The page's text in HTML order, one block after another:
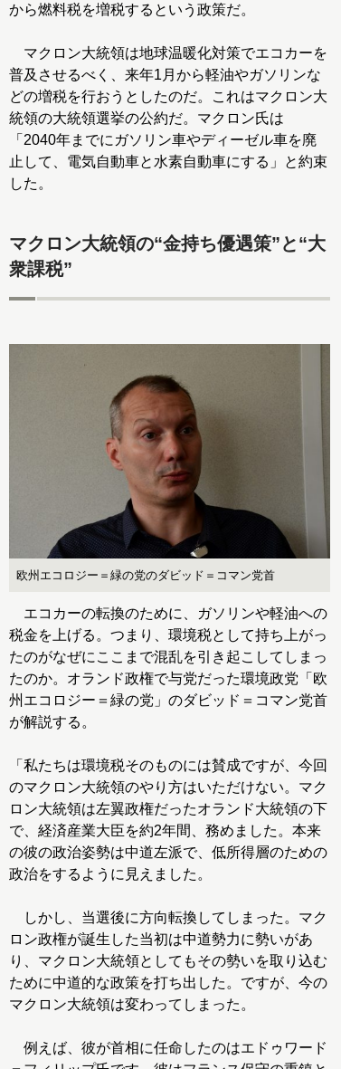
から燃料税を増税するという政策だ。
マクロン大統領は地球温暖化対策でエコカーを
普及させるべく、来年1月から軽油やガソリンな
どの増税を行おうとしたのだ。これはマクロン大
統領の大統領選挙の公約だ。マクロン氏は
「2040年までにガソリン車やディーゼル車を廃
止して、電気自動車と水素自動車にする」と約束
した。
マクロン大統領の“金持ち優遇策”と“大
衆課税”
欧州エコロジー＝緑の党のダビッド＝コマン党首
エコカーの転換のために、ガソリンや軽油への
税金を上げる。つまり、環境税として持ち上がっ
たのがなぜにここまで混乱を引き起こしてしまっ
たのか。オランド政権で与党だった環境政党「欧
州エコロジー＝緑の党」のダビッド＝コマン党首
が解説する。
「私たちは環境税そのものには賛成ですが、今回
のマクロン大統領のやり方はいただけない。マク
ロン大統領は左翼政権だったオランド大統領の下
で、経済産業大臣を約2年間、務めました。本来
の彼の政治姿勢は中道左派で、低所得層のための
政治をするように見えました。
しかし、当選後に方向転換してしまった。マク
ロン政権が誕生した当初は中道勢力に勢いがあ
り、マクロン大統領としてもその勢いを取り込む
ために中道的な政策を打ち出した。ですが、今の
マクロン大統領は変わってしまった。
例えば、彼が首相に任命したのはエドゥワード